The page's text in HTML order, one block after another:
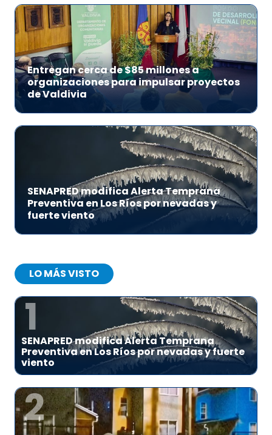
Entregan cerca de $85 millones a
organizaciones para impulsar proyectos
de Valdivia
SENAPRED modifica Alerta Temprana
Preventiva en Los Ríos por nevadas y
fuerte viento
LO MÁS VISTO
1
SENAPRED modifica Alerta Temprana
Preventiva en Los Ríos por nevadas y fuerte
viento
2